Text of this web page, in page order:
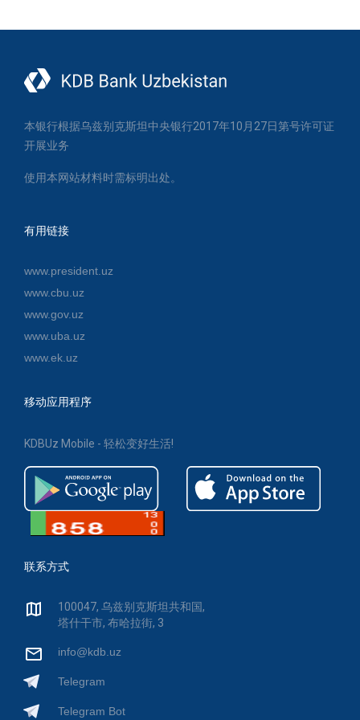
本银行根据乌兹别克斯坦中央银行2017年10月27日第号许可证
开展业务
使用本网站材料时需标明出处。
有用链接
www.president.uz
www.cbu.uz
www.gov.uz
www.uba.uz
www.ek.uz
移动应用程序
KDBUz Mobile - 轻松变好生活!
联系方式
100047, 乌兹别克斯坦共和国,
塔什干市, 布哈拉街, 3
info@kdb.uz
Telegram
Telegram Bot